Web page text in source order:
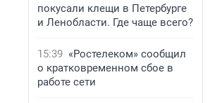
покусали клещи в Петербурге
и Ленобласти. Где чаще всего?
15:39 «Ростелеком» сообщил
о кратковременном сбое в
работе сети